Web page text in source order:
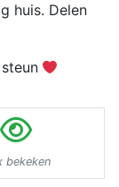
huis. Delen
bekeken